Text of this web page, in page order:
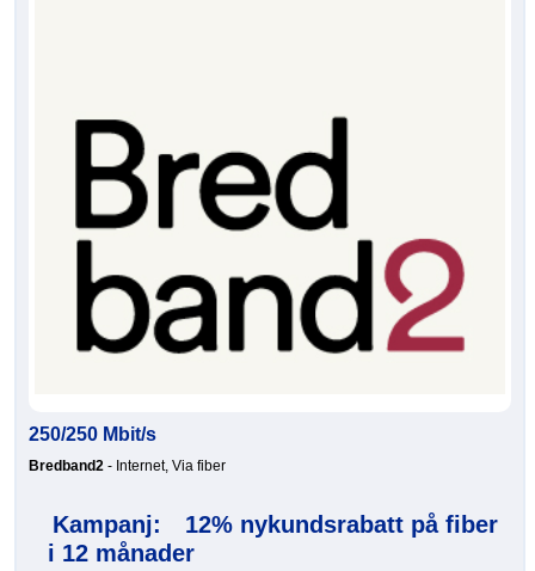
250/250 Mbit/s
Bredband2 - Internet, Via fiber
Kampanj:
12% nykundsrabatt på fiber
i 12 månader